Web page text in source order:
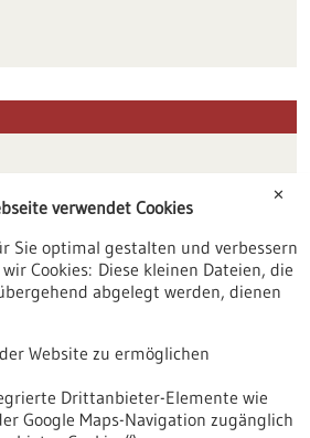
✕
verwendet Cookies
Sie optimal gestalten und verbessern
Cookies: Diese kleinen Dateien, die
abgelegt werden, dienen
Website zu ermöglichen
Drittanbieter-Elemente wie
Google Maps-Navigation zugänglich